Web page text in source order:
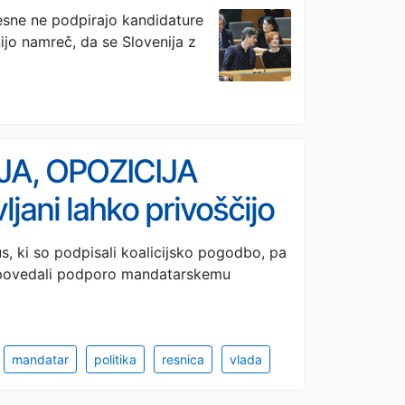
ne podpirajo kandidature
namreč, da se Slovenija z
OPOZICIJA
lahko privoščijo
ki so podpisali koalicijsko pogodbo, pa
podporo mandatarskemu
mandatar politika resnica vlada